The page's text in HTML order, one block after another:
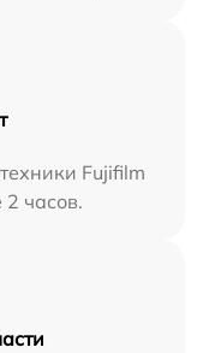
Fujifilm
часов.